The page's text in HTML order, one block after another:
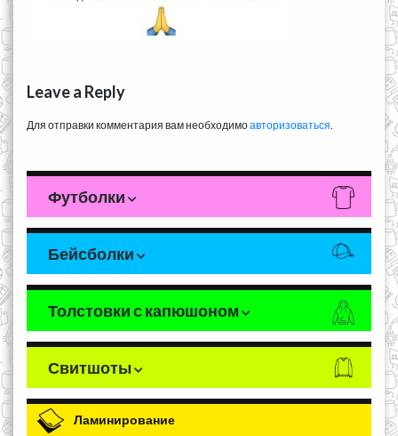
Leave a Reply
Для отправки комментария вам необходимоавторизоваться
Футболки
Бейсболки
Толстовки с капюшоном
Свитшоты
Ламинирование